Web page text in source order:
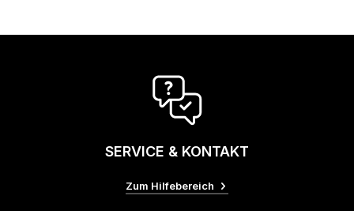
SERVICE & KONTAKT
Zum Hilfebereich